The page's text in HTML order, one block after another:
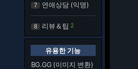
7 연애상담 (익명)
8 리뷰＆팁 2
유용한 기능
BG.GG (이미지 변환)